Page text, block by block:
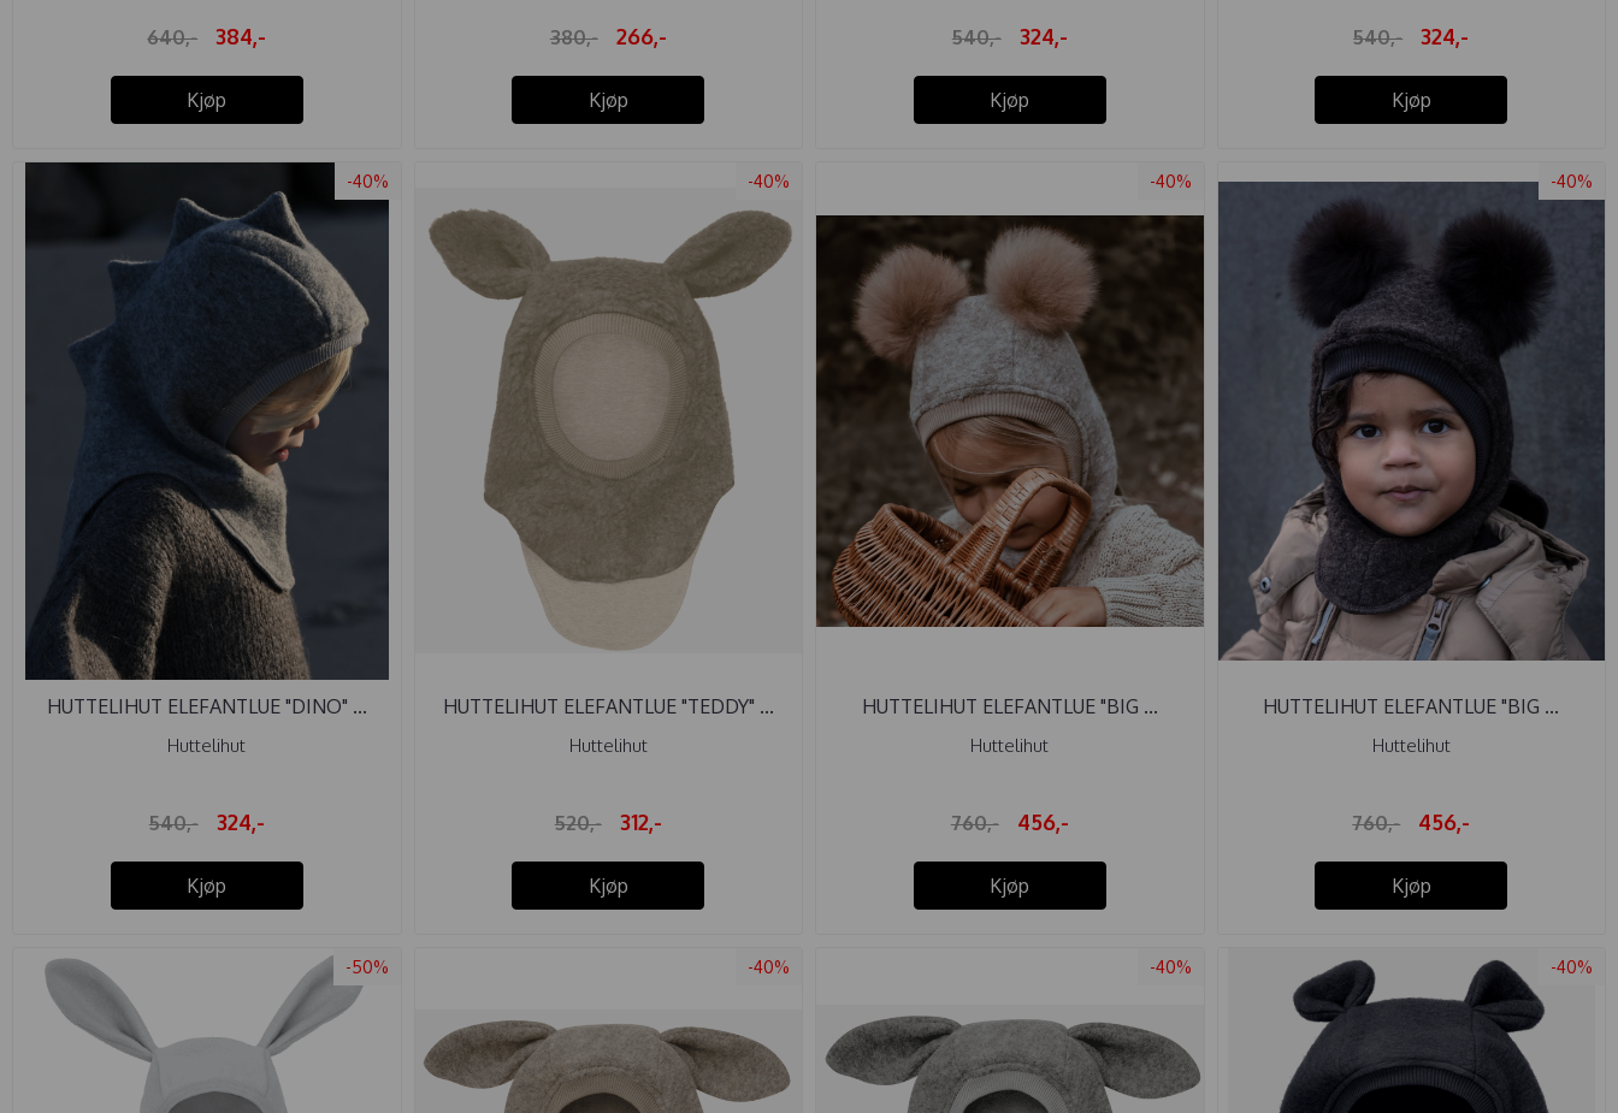
640,- 384,-
Kjøp
380,- 266,-
Kjøp
540,- 324,-
Kjøp
540,- 324,-
Kjøp
-40%
HUTTELIHUT ELEFANTLUE "DINO" ...
Huttelihut
540,- 324,-
Kjøp
-40%
HUTTELIHUT ELEFANTLUE "TEDDY" ...
Huttelihut
520,- 312,-
Kjøp
-40%
HUTTELIHUT ELEFANTLUE "BIG ...
Huttelihut
760,- 456,-
Kjøp
-40%
HUTTELIHUT ELEFANTLUE "BIG ...
Huttelihut
760,- 456,-
Kjøp
-50% -40% -40% -40%